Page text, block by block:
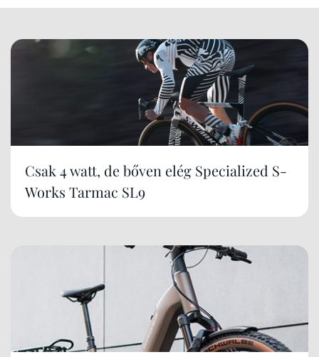
Csak 4 watt, de bőven elég Specialized S-
Works Tarmac SL9